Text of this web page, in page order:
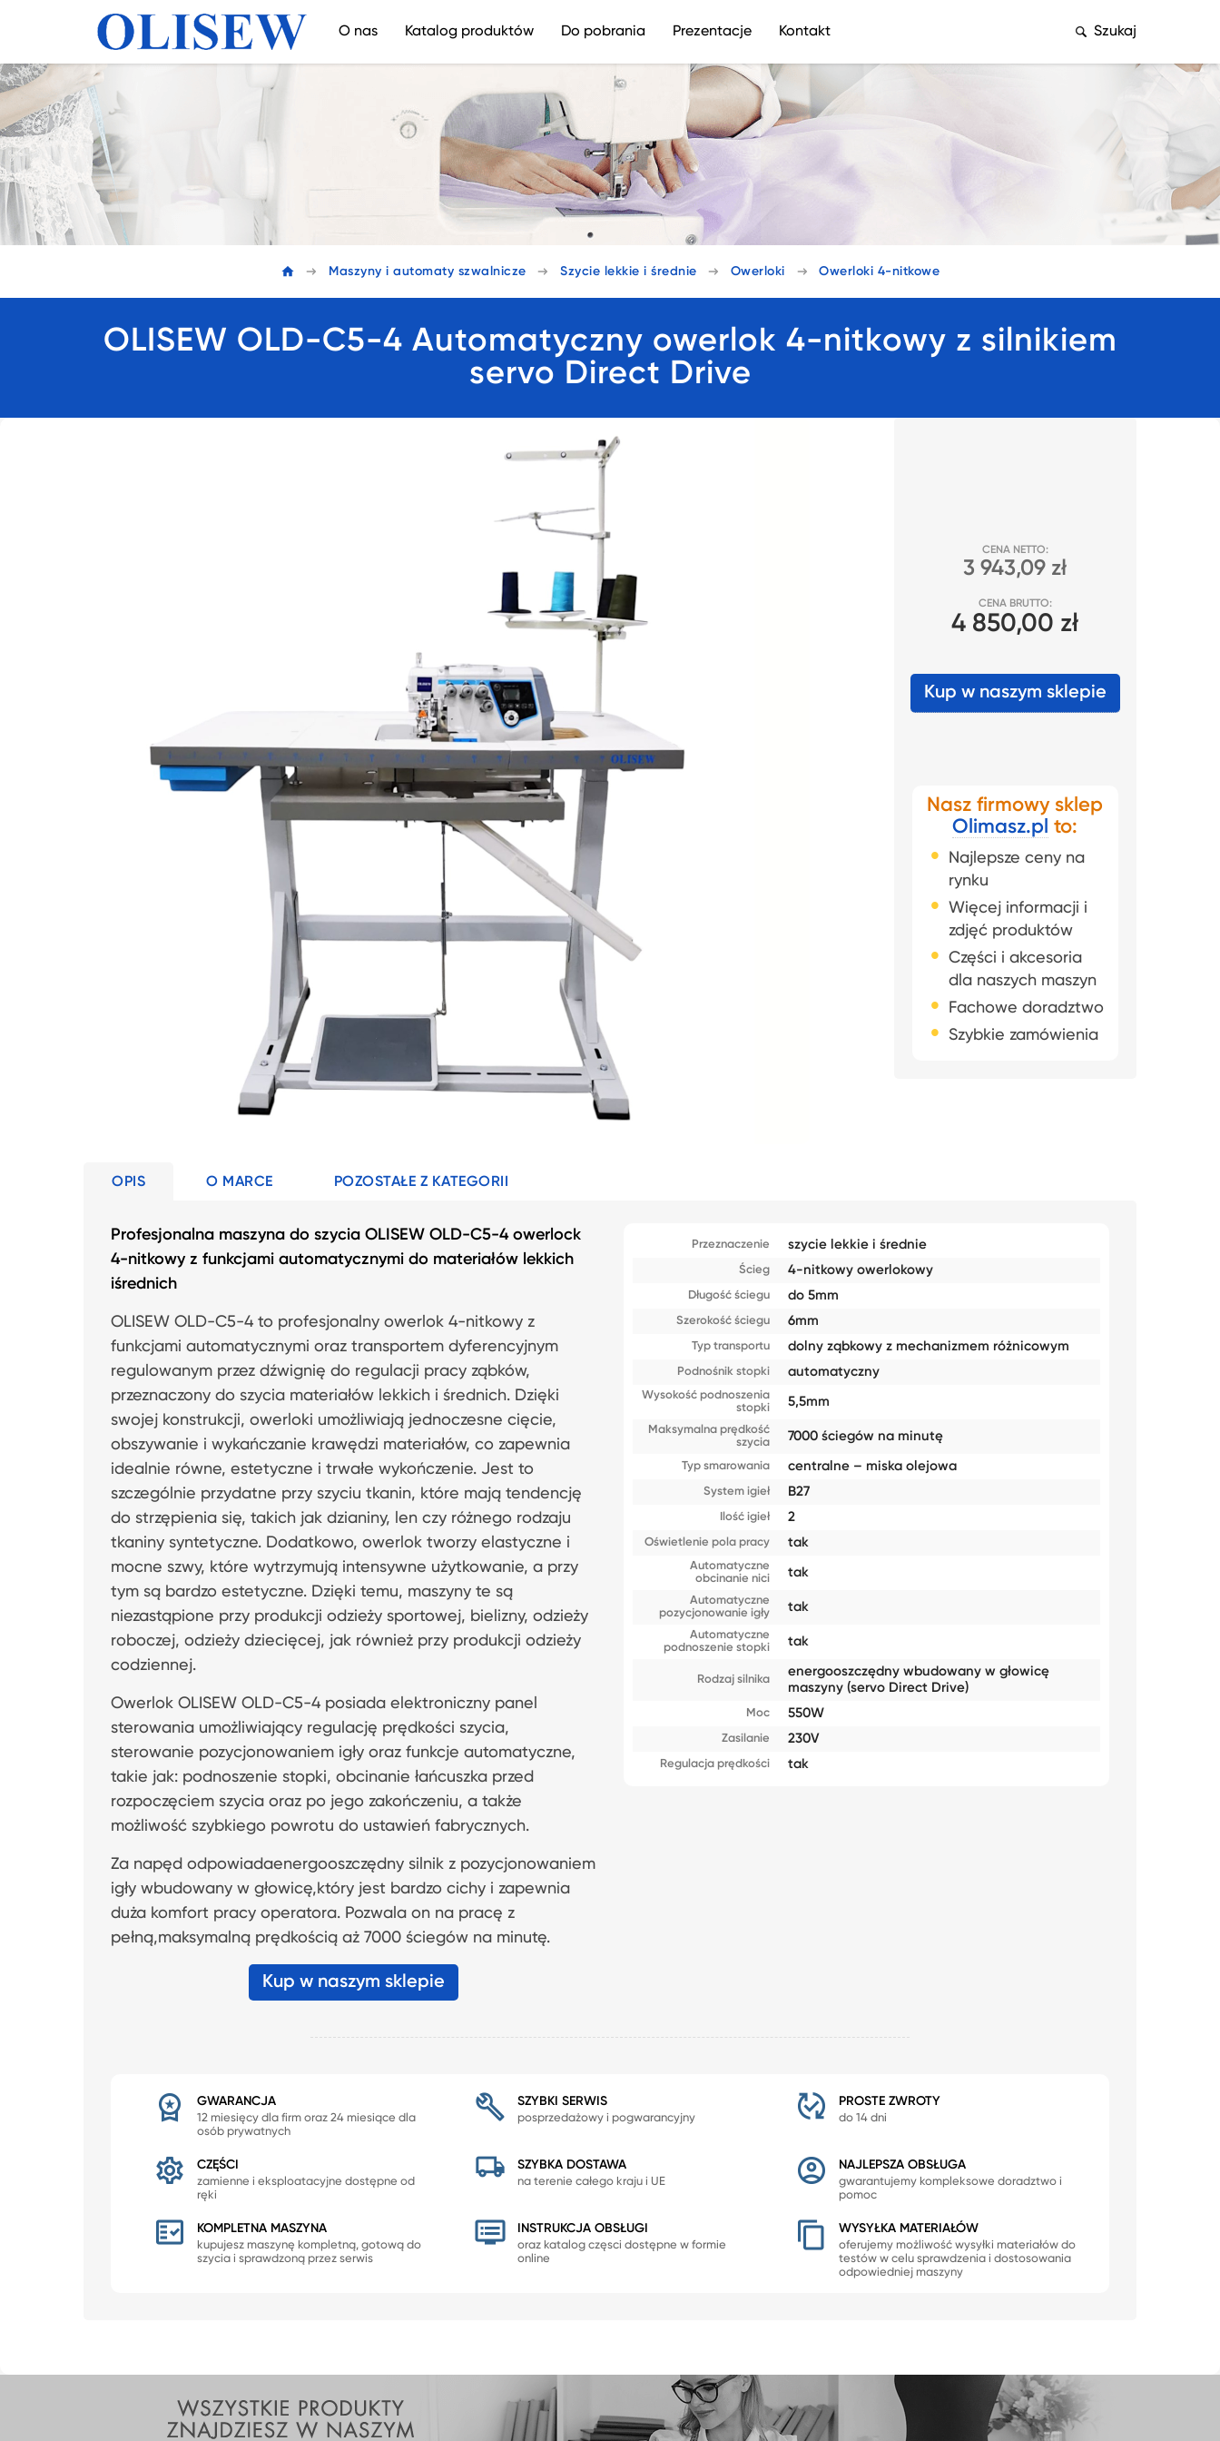
O nas Katalog produktów Do pobrania Prezentacje Kontakt Szukaj
Maszyny i automaty szwalnicze Szycie lekkie i średnie Owerloki Owerloki 4-nitkowe
OLISEW OLD-C5-4 Automatyczny owerlok 4-nitkowy z silnikiem
servo Direct Drive
CENA NETTO:
3 943,09 zł
CENA BRUTTO:
4 850,00 zł
Kup w naszym sklepie
Nasz firmowy sklep
Olimasz.pl to:
Najlepsze ceny na
rynku
Więcej informacji i
zdjęć produktów
Części i akcesoria
dla naszych maszyn
Fachowe doradztwo
Szybkie zamówienia
OPIS O MARCE POZOSTAŁE Z KATEGORII
Profesjonalna maszyna do szycia OLISEW OLD-C5-4 owerlock
4-nitkowy z funkcjami automatycznymi do materiałów lekkich
iśrednich
OLISEW OLD-C5-4 to profesjonalny owerlok 4-nitkowy z
funkcjami automatycznymi oraz transportem dyferencyjnym
regulowanym przez dźwignię do regulacji pracy ząbków,
przeznaczony do szycia materiałów lekkich i średnich. Dzięki
swojej konstrukcji, owerloki umożliwiają jednoczesne cięcie,
obszywanie i wykańczanie krawędzi materiałów, co zapewnia
idealnie równe, estetyczne i trwałe wykończenie. Jest to
szczególnie przydatne przy szyciu tkanin, które mają tendencję
do strzępienia się, takich jak dzianiny, len czy różnego rodzaju
tkaniny syntetyczne. Dodatkowo, owerlok tworzy elastyczne i
mocne szwy, które wytrzymują intensywne użytkowanie, a przy
tym są bardzo estetyczne. Dzięki temu, maszyny te są
niezastąpione przy produkcji odzieży sportowej, bielizny, odzieży
roboczej, odzieży dziecięcej, jak również przy produkcji odzieży
codziennej.
Owerlok OLISEW OLD-C5-4 posiada elektroniczny panel
sterowania umożliwiający regulację prędkości szycia,
sterowanie pozycjonowaniem igły oraz funkcje automatyczne,
takie jak: podnoszenie stopki, obcinanie łańcuszka przed
rozpoczęciem szycia oraz po jego zakończeniu, a także
możliwość szybkiego powrotu do ustawień fabrycznych.
Za napęd odpowiadaenergooszczędny silnik z pozycjonowaniem
igły wbudowany w głowicę,który jest bardzo cichy i zapewnia
duża komfort pracy operatora. Pozwala on na pracę z
pełną,maksymalną prędkością aż 7000 ściegów na minutę.
Kup w naszym sklepie
Przeznaczenie szycie lekkie i średnie
Ścieg 4-nitkowy owerlokowy
Długość ściegu do 5mm
Szerokość ściegu 6mm
Typ transportu dolny ząbkowy z mechanizmem różnicowym
Podnośnik stopki automatyczny
Wysokość podnoszenia
stopki
5,5mm
Maksymalna prędkość
szycia
7000 ściegów na minutę
Typ smarowania centralne – miska olejowa
System igieł B27
Ilość igieł 2
Oświetlenie pola pracy tak
Automatyczne
obcinanie nici
tak
Automatyczne
pozycjonowanie igły
tak
Automatyczne
podnoszenie stopki
tak
Rodzaj silnika
energooszczędny wbudowany w głowicę
maszyny (servo Direct Drive)
Moc 550W
Zasilanie 230V
Regulacja prędkości tak
GWARANCJA
12 miesięcy dla firm oraz 24 miesiące dla
osób prywatnych
SZYBKI SERWIS
posprzedażowy i pogwarancyjny
PROSTE ZWROTY
do 14 dni
CZĘŚCI
zamienne i eksploatacyjne dostępne od
ręki
SZYBKA DOSTAWA
na terenie całego kraju i UE
NAJLEPSZA OBSŁUGA
gwarantujemy kompleksowe doradztwo i
pomoc
KOMPLETNA MASZYNA
kupujesz maszynę kompletną, gotową do
szycia i sprawdzoną przez serwis
INSTRUKCJA OBSŁUGI
oraz katalog częsci dostępne w formie
online
WYSYŁKA MATERIAŁÓW
oferujemy możliwość wysyłki materiałów do
testów w celu sprawdzenia i dostosowania
odpowiedniej maszyny